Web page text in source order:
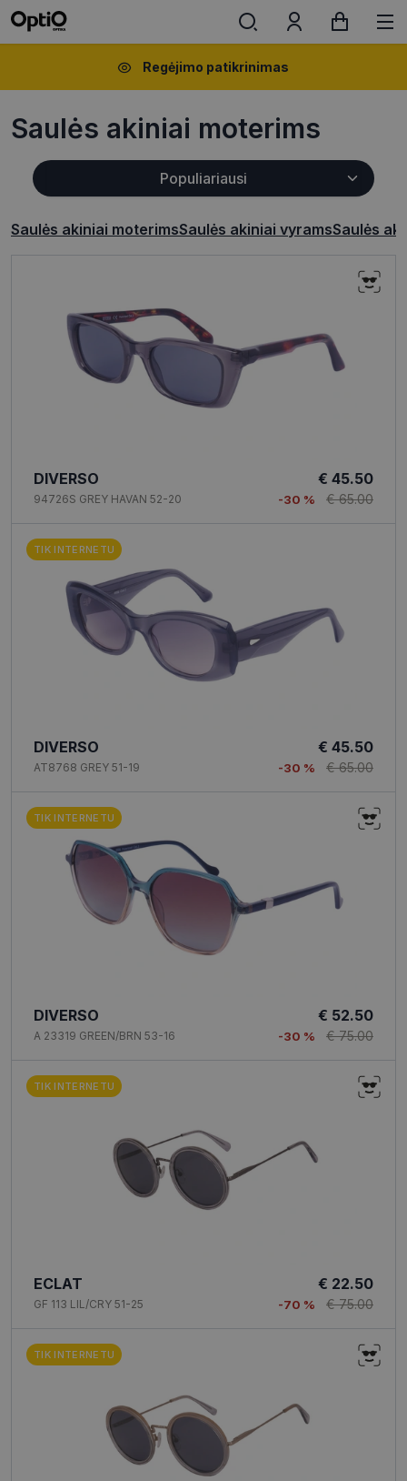
Regėjimo patikrinimas
Saulės akiniai moterims
Saulės akiniai moterimsSaulės akiniai vyramsSaulės
DIVERSO
94726S GREY HAVAN 52-20
€ 45.50
-30 % € 65.00
TIK INTERNETU
DIVERSO
AT8768 GREY 51-19
€ 45.50
-30 % € 65.00
TIK INTERNETU
DIVERSO
A 23319 GREEN/BRN 53-16
€ 52.50
-30 % € 75.00
TIK INTERNETU
ECLAT
GF 113 LIL/CRY 51-25
€ 22.50
-70 % € 75.00
TIK INTERNETU